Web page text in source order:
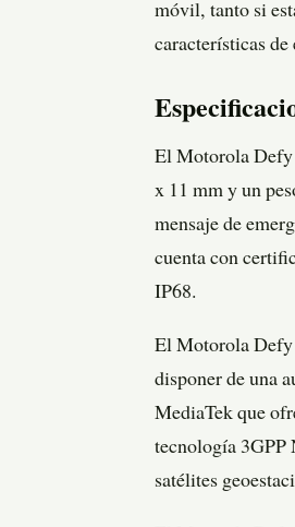
móvil, tanto si
características
El Motorola Defy
x 11 mm y un
mensaje de
cuenta con
IP68.
El Motorola Defy
disponer de una
MediaTek que
tecnología 3GPP
satélites